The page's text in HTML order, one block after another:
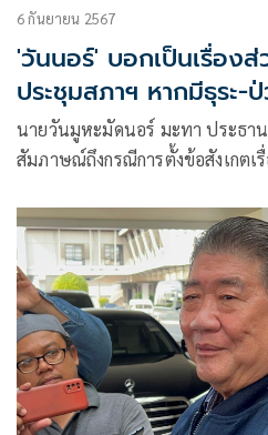
6 กันยายน 2567
'วันนอร์' บอกเป็นเรื่องส่
ประชุมสภาฯ หากมีธุระ-
นายวันมูหะมัดนอร์ มะทา ประธา
สัมภาษณ์ถึงกรณีการตั้งข้อสังเกตเ
หัวหน้าพรรคพลังประชารัฐ (พปชร